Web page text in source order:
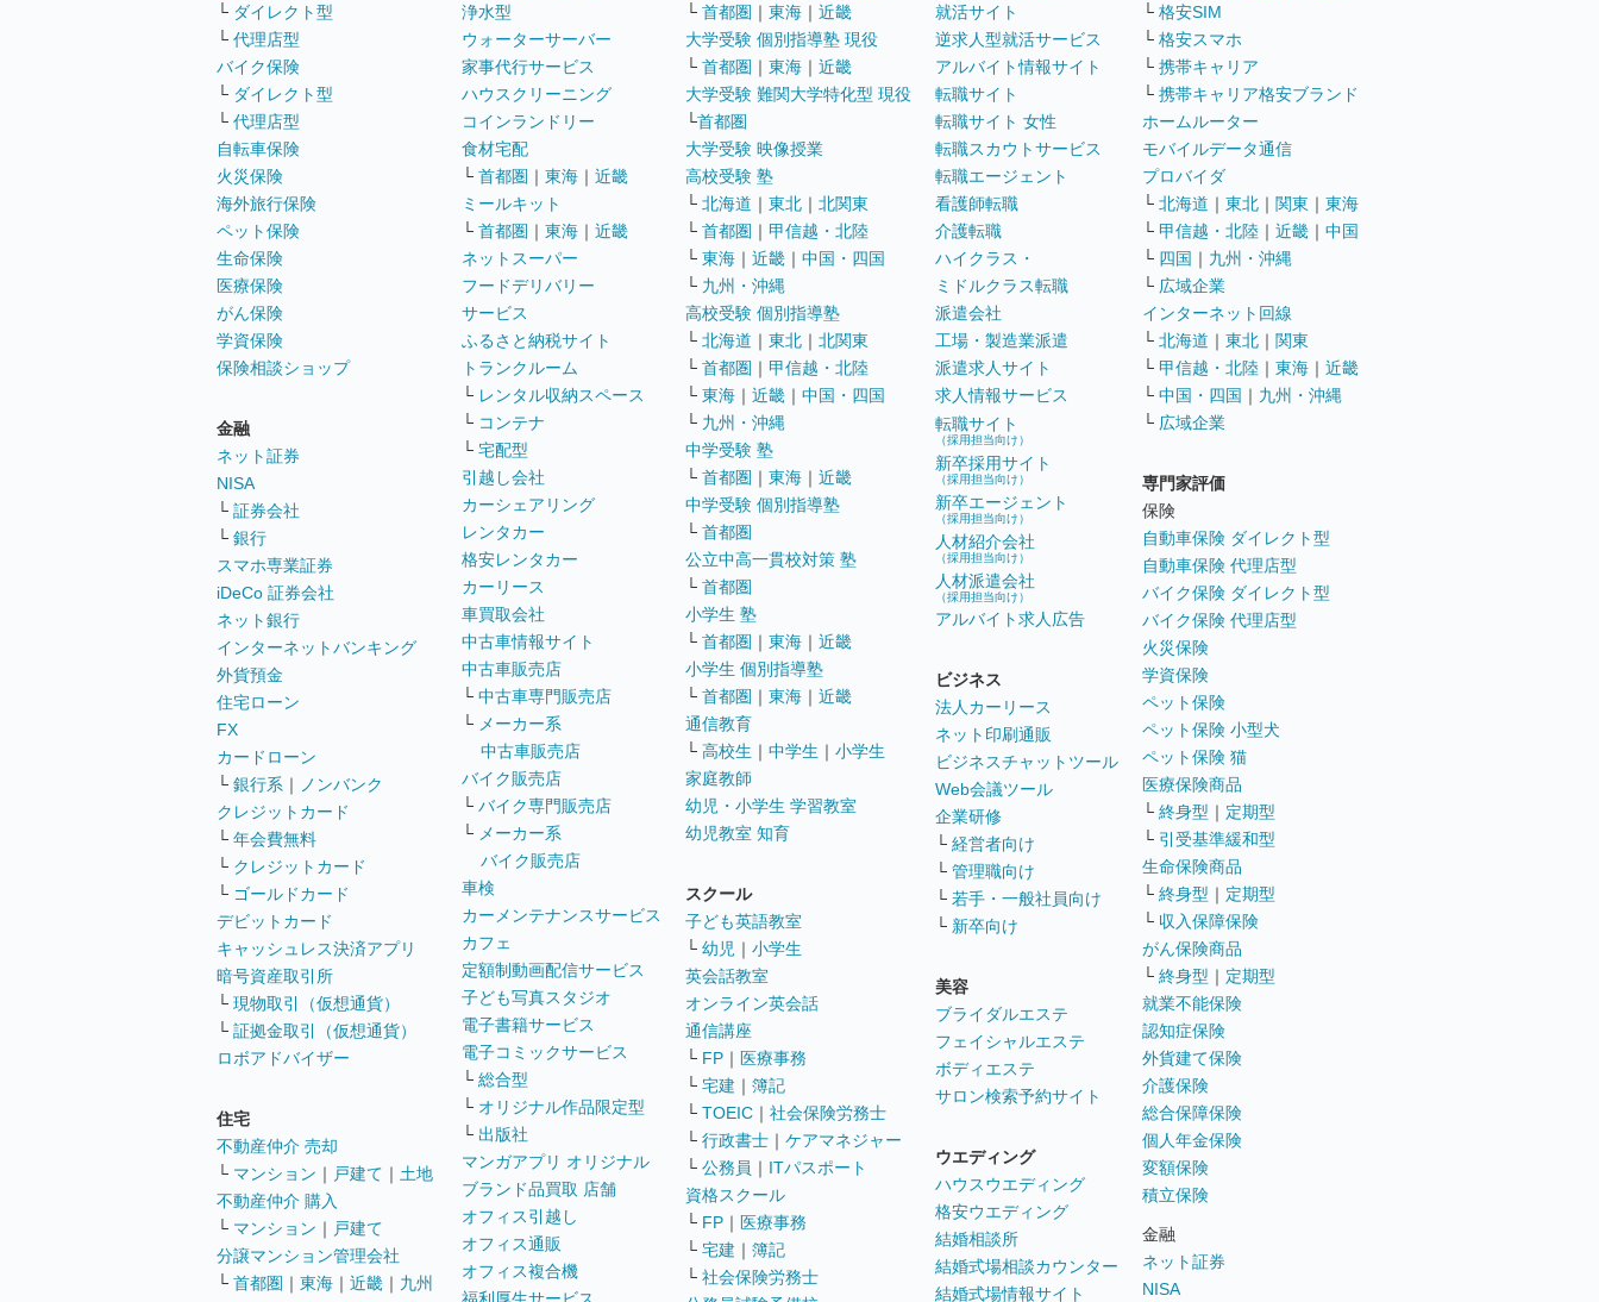
└ ダイレクト型
└ 代理店型
バイク保険
└ ダイレクト型
└ 代理店型
自転車保険
火災保険
海外旅行保険
ペット保険
生命保険
医療保険
がん保険
学資保険
保険相談ショップ
金融
ネット証券
NISA
└ 証券会社
└ 銀行
スマホ専業証券
iDeCo 証券会社
ネット銀行
インターネットバンキング
外貨預金
住宅ローン
FX
カードローン
└ 銀行系 ｜
ノンバンク
クレジットカード
└ 年会費無料
└ クレジットカード
└ ゴールドカード
デビットカード
キャッシュレス決済アプリ
暗号資産取引所
└ 現物取引（仮想通貨）
└ 証拠金取引（仮想通貨）
ロボアドバイザー
住宅
不動産仲介 売却
└ マンション ｜ 戸建て ｜ 土地
不動産仲介 購入
└ マンション ｜ 戸建て
分譲マンション管理会社
└ 首都圏 ｜ 東海 ｜ 近畿 ｜ 九州
浄水型
ウォーターサーバー
家事代行サービス
ハウスクリーニング
コインランドリー
食材宅配
└ 首都圏 ｜ 東海 ｜ 近畿
ミールキット
└ 首都圏 ｜ 東海 ｜ 近畿
ネットスーパー
フードデリバリー
サービス
ふるさと納税サイト
トランクルーム
└ レンタル収納スペース
└ コンテナ
└ 宅配型
引越し会社
カーシェアリング
レンタカー
格安レンタカー
カーリース
車買取会社
中古車情報サイト
中古車販売店
└ 中古車専門販売店
└ メーカー系
中古車販売店
バイク販売店
└ バイク専門販売店
└ メーカー系
バイク販売店
車検
カーメンテナンスサービス
カフェ
定額制動画配信サービス
子ども写真スタジオ
電子書籍サービス
電子コミックサービス
└ 総合型
└ オリジナル作品限定型
└ 出版社
マンガアプリ オリジナル
ブランド品買取 店舗
オフィス引越し
オフィス通販
オフィス複合機
福利厚生サービス
└ 首都圏 ｜ 東海 ｜ 近畿
大学受験 個別指導塾 現役
└ 首都圏 ｜ 東海 ｜ 近畿
大学受験 難関大学特化型 現役
└首都圏
大学受験 映像授業
高校受験 塾
└ 北海道 ｜ 東北 ｜ 北関東
└ 首都圏 ｜ 甲信越・北陸
└ 東海 ｜ 近畿 ｜ 中国・四国
└ 九州・沖縄
高校受験 個別指導塾
└ 北海道 ｜ 東北 ｜ 北関東
└ 首都圏 ｜ 甲信越・北陸
└ 東海 ｜ 近畿 ｜ 中国・四国
└ 九州・沖縄
中学受験 塾
└ 首都圏 ｜ 東海 ｜ 近畿
中学受験 個別指導塾
└ 首都圏
公立中高一貫校対策 塾
└ 首都圏
小学生 塾
└ 首都圏 ｜ 東海 ｜ 近畿
小学生 個別指導塾
└ 首都圏 ｜ 東海 ｜ 近畿
通信教育
└ 高校生 ｜ 中学生 ｜ 小学生
家庭教師
幼児・小学生 学習教室
幼児教室 知育
スクール
子ども英語教室
└ 幼児 ｜ 小学生
英会話教室
オンライン英会話
通信講座
└ FP ｜ 医療事務
└ 宅建 ｜ 簿記
└ TOEIC ｜ 社会保険労務士
└ 行政書士 ｜ ケアマネジャー
└ 公務員 ｜ ITパスポート
資格スクール
└ FP ｜ 医療事務
└ 宅建 ｜ 簿記
└ 社会保険労務士
就活サイト
逆求人型就活サービス
アルバイト情報サイト
転職サイト
転職サイト 女性
転職スカウトサービス
転職エージェント
看護師転職
介護転職
ハイクラス・
ミドルクラス転職
派遣会社
工場・製造業派遣
派遣求人サイト
求人情報サービス
転職サイト
（採用担当向け）
新卒採用サイト
（採用担当向け）
新卒エージェント
（採用担当向け）
人材紹介会社
（採用担当向け）
人材派遣会社
（採用担当向け）
アルバイト求人広告
ビジネス
法人カーリース
ネット印刷通販
ビジネスチャットツール
Web会議ツール
企業研修
└ 経営者向け
└ 管理職向け
└ 若手・一般社員向け
└ 新卒向け
美容
ブライダルエステ
フェイシャルエステ
ボディエステ
サロン検索予約サイト
ウエディング
ハウスウエディング
格安ウエディング
結婚相談所
結婚式場相談カウンター
結婚式場情報サイト
└ 格安SIM
└ 格安スマホ
└ 携帯キャリア
└ 携帯キャリア格安ブランド
ホームルーター
モバイルデータ通信
プロバイダ
└ 北海道 ｜ 東北 ｜ 関東 ｜ 東海
└ 甲信越・北陸 ｜ 近畿 ｜ 中国
└ 四国 ｜ 九州・沖縄
└ 広域企業
インターネット回線
└ 北海道 ｜ 東北 ｜ 関東
└ 甲信越・北陸 ｜ 東海 ｜ 近畿
└ 中国・四国 ｜ 九州・沖縄
└ 広域企業
専門家評価
保険
自動車保険 ダイレクト型
自動車保険 代理店型
バイク保険 ダイレクト型
バイク保険 代理店型
火災保険
学資保険
ペット保険
ペット保険 小型犬
ペット保険 猫
医療保険商品
└ 終身型 ｜ 定期型
└ 引受基準緩和型
生命保険商品
└ 終身型 ｜ 定期型
└ 収入保障保険
がん保険商品
└ 終身型 ｜ 定期型
就業不能保険
認知症保険
外貨建て保険
介護保険
総合保障保険
個人年金保険
変額保険
積立保険
金融
ネット証券
NISA